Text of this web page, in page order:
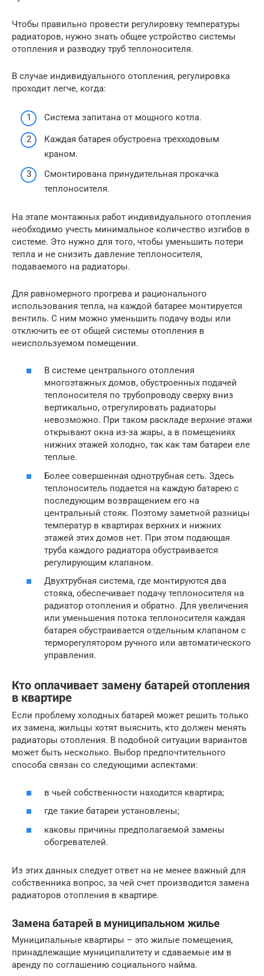
Чтобы правильно провести регулировку температуры
радиаторов, нужно знать общее устройство системы
отопления и разводку труб теплоносителя.
В случае индивидуального отопления, регулировка
проходит легче, когда:
Система запитана от мощного котла.
Каждая батарея обустроена трехходовым
краном.
Смонтирована принудительная прокачка
теплоносителя.
На этапе монтажных работ индивидуального отопления
необходимо учесть минимальное количество изгибов в
системе. Это нужно для того, чтобы уменьшить потери
тепла и не снизить давление теплоносителя,
подаваемого на радиаторы.
Для равномерного прогрева и рационального
использования тепла, на каждой батарее монтируется
вентиль. С ним можно уменьшить подачу воды или
отключить ее от общей системы отопления в
неиспользуемом помещении.
В системе центрального отопления
многоэтажных домов, обустроенных подачей
теплоносителя по трубопроводу сверху вниз
вертикально, отрегулировать радиаторы
невозможно. При таком раскладе верхние этажи
открывают окна из-за жары, а в помещениях
нижних этажей холодно, так как там батареи еле
теплые.
Более совершенная однотрубная сеть. Здесь
теплоноситель подается на каждую батарею с
последующим возвращением его на
центральный стояк. Поэтому заметной разницы
температур в квартирах верхних и нижних
этажей этих домов нет. При этом подающая
труба каждого радиатора обустраивается
регулирующим клапаном.
Двухтрубная система, где монтируются два
стояка, обеспечивает подачу теплоносителя на
радиатор отопления и обратно. Для увеличения
или уменьшения потока теплоносителя каждая
батарея обустраивается отдельным клапаном с
терморегулятором ручного или автоматического
управления.
Кто оплачивает замену батарей отопления
в квартире
Если проблему холодных батарей может решить только
их замена, жильцы хотят выяснить, кто должен менять
радиаторы отопления. В подобной ситуации вариантов
может быть несколько. Выбор предпочтительного
способа связан со следующими аспектами:
в чьей собственности находится квартира;
где такие батареи установлены;
каковы причины предполагаемой замены
обогревателей.
Из этих данных следует ответ на не менее важный для
собственника вопрос, за чей счет производится замена
радиаторов отопления в квартире.
Замена батарей в муниципальном жилье
Муниципальные квартиры – это жилые помещения,
принадлежащие муниципалитету и сдаваемые им в
аренду по соглашению социального найма.